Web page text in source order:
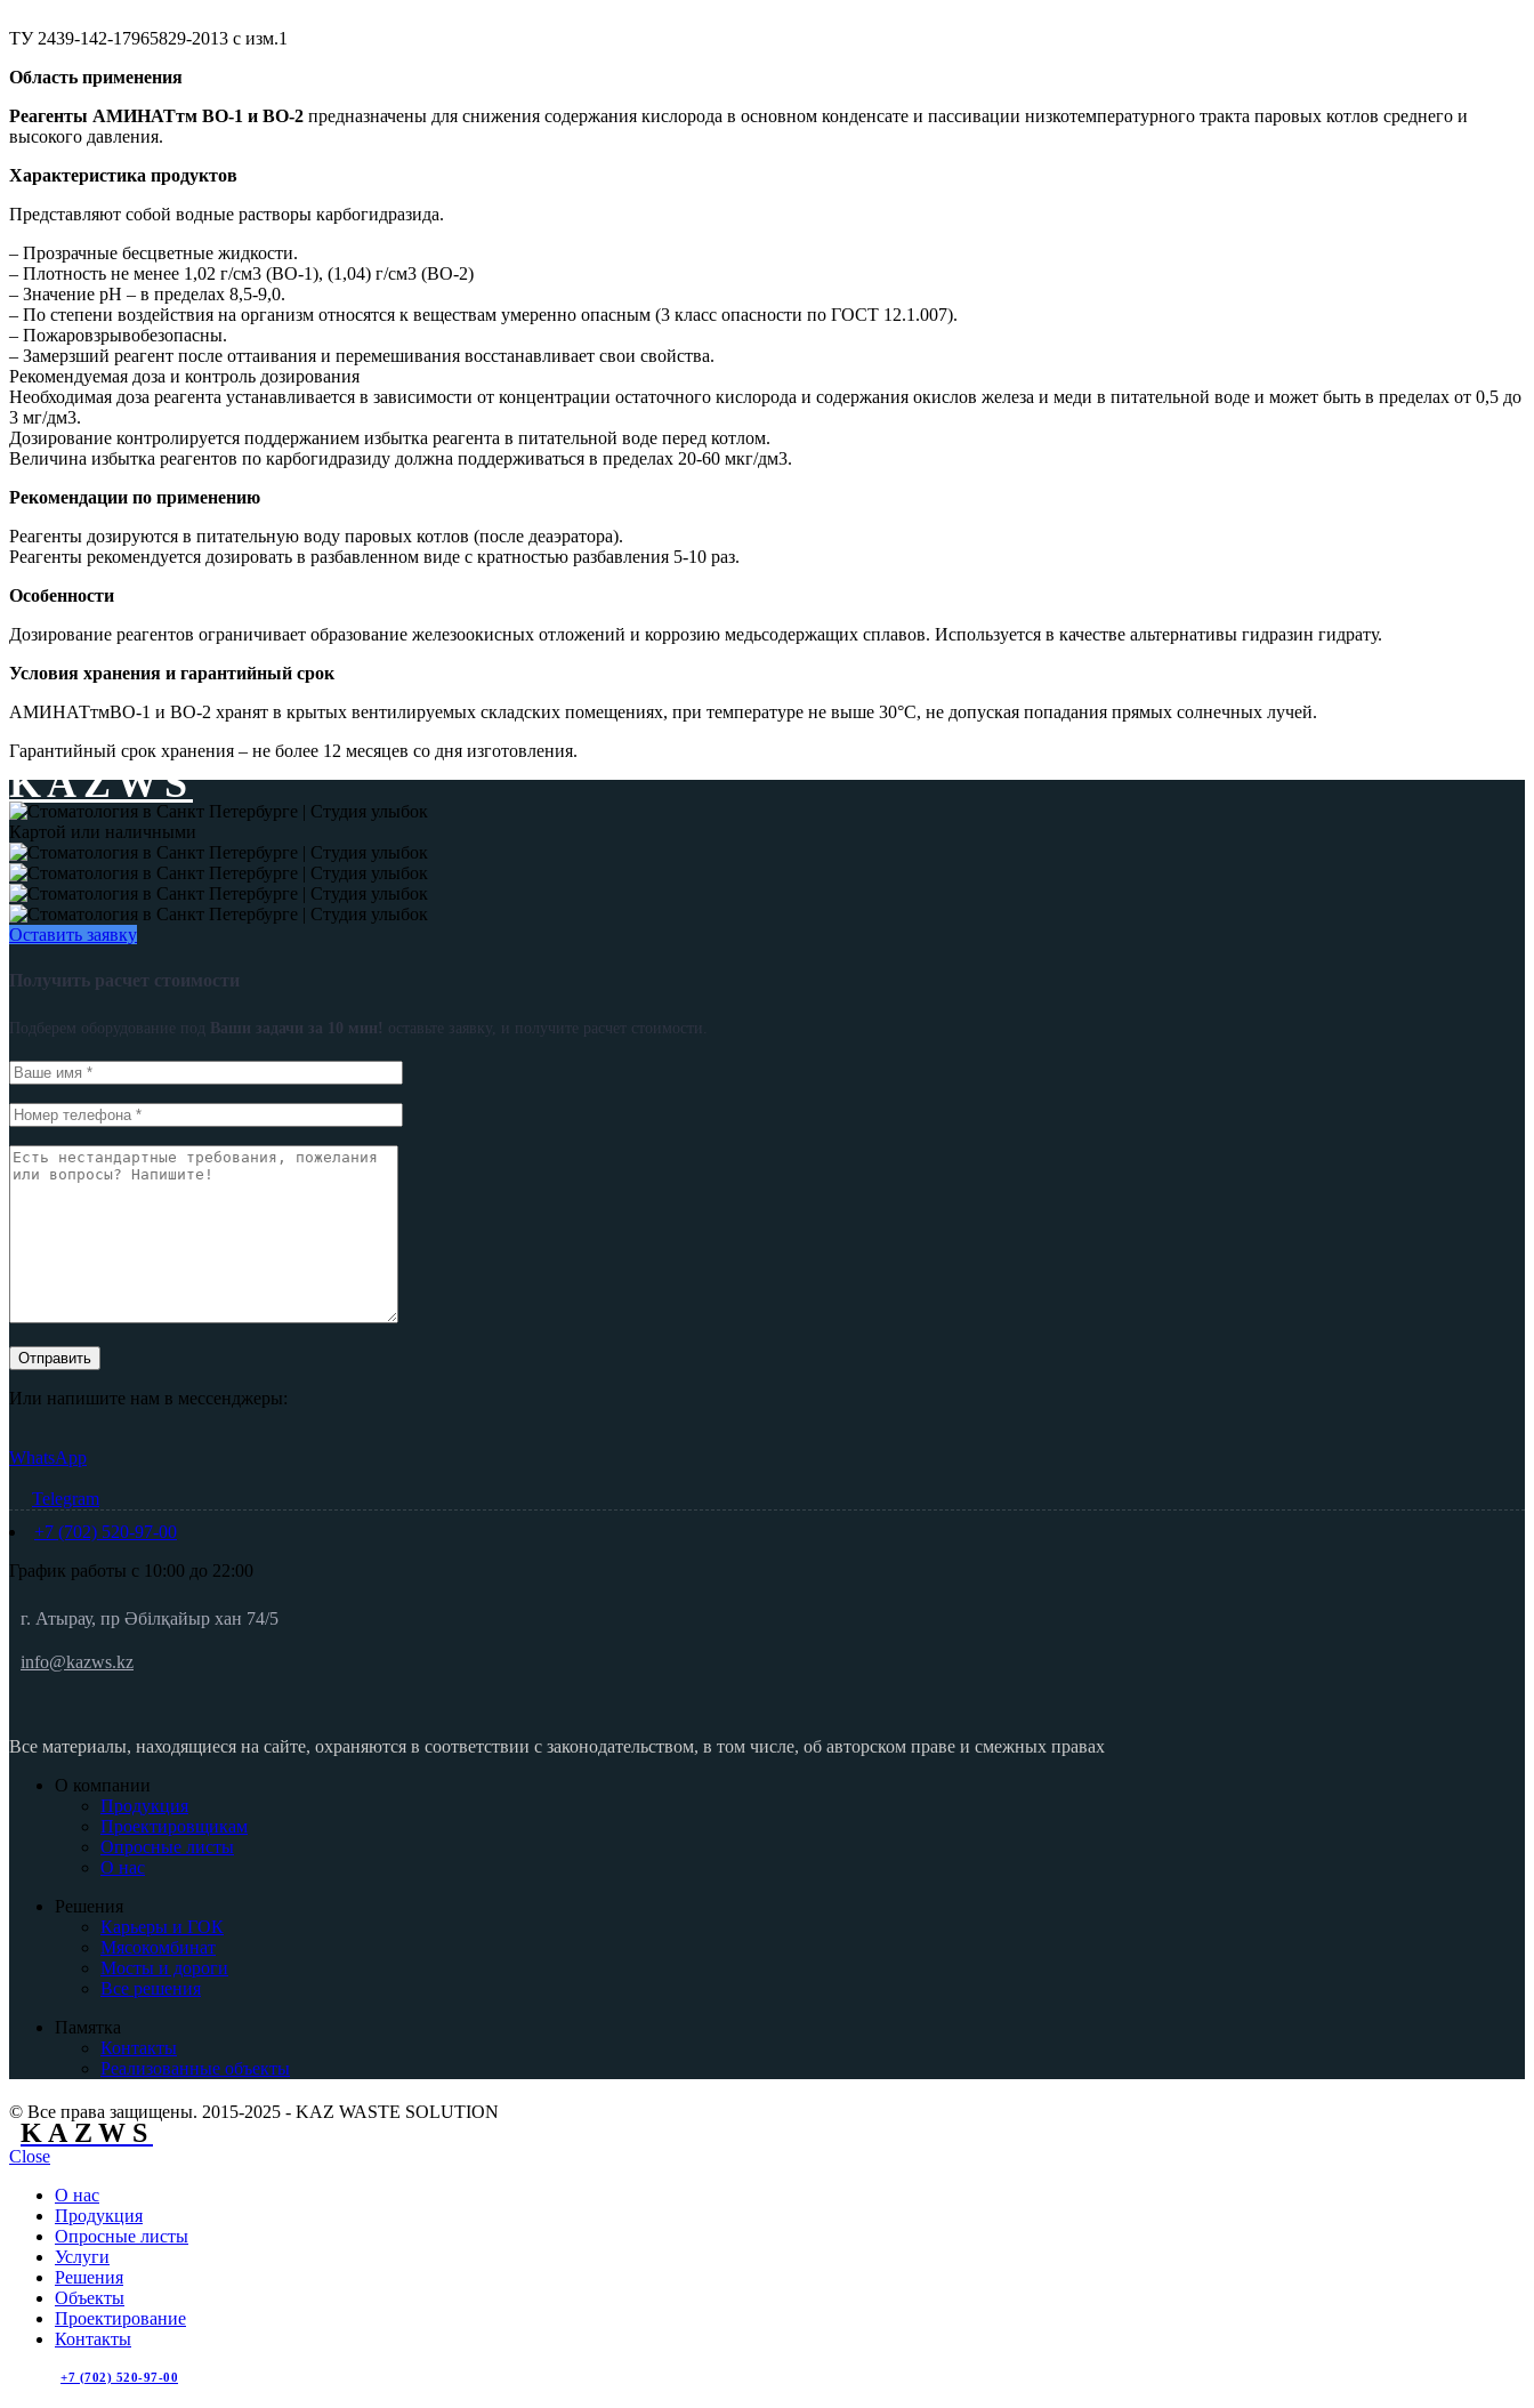
ТУ 2439-142-17965829-2013 с изм.1
Область применения
Реагенты АМИНАТтм ВО-1 и ВО-2 предназначены для снижения содержания кислорода в основном конденсате и пассивации низкотемпературного тракта паровых котлов среднего и
высокого давления.
Характеристика продуктов
Представляют собой водные растворы карбогидразида.
– Прозрачные бесцветные жидкости.
– Плотность не менее 1,02 г/см3 (ВО-1), (1,04) г/см3 (ВО-2)
– Значение рН – в пределах 8,5-9,0.
– По степени воздействия на организм относятся к веществам умеренно опасным (3 класс опасности по ГОСТ 12.1.007).
– Пожаровзрывобезопасны.
– Замерзший реагент после оттаивания и перемешивания восстанавливает свои свойства.
Рекомендуемая доза и контроль дозирования
Необходимая доза реагента устанавливается в зависимости от концентрации остаточного кислорода и содержания окислов железа и меди в питательной воде и может быть в пределах от 0,5 до
3 мг/дм3.
Дозирование контролируется поддержанием избытка реагента в питательной воде перед котлом.
Величина избытка реагентов по карбогидразиду должна поддерживаться в пределах 20-60 мкг/дм3.
Рекомендации по применению
Реагенты дозируются в питательную воду паровых котлов (после деаэратора).
Реагенты рекомендуется дозировать в разбавленном виде с кратностью разбавления 5-10 раз.
Особенности
Дозирование реагентов ограничивает образование железоокисных отложений и коррозию медьсодержащих сплавов. Используется в качестве альтернативы гидразин гидрату.
Условия хранения и гарантийный срок
АМИНАТтмВО-1 и ВО-2 хранят в крытых вентилируемых складских помещениях, при температуре не выше 30°С, не допуская попадания прямых солнечных лучей.
Гарантийный срок хранения – не более 12 месяцев со дня изготовления.
KAZWS
Картой или наличными
Оставить заявку
Получить расчет стоимости
Подберем оборудование под Ваши задачи за 10 мин! оставьте заявку, и получите расчет стоимости.
Или напишите нам в мессенджеры:
WhatsApp
Telegram
+7 (702) 520-97-00
График работы с 10:00 до 22:00
г. Атырау, пр Әбілқайыр хан 74/5
info@kazws.kz
Все материалы, находящиеся на сайте, охраняются в соответствии с законодательством, в том числе, об авторском праве и смежных правах
О компании
Продукция
Проектировщикам
Опросные листы
О нас
Решения
Карьеры и ГОК
Мясокомбинат
Мосты и дороги
Все решения
Памятка
Контакты
Реализованные объекты
© Все права защищены. 2015-2025 - KAZ WASTE SOLUTION
KAZWS
Close
О нас
Продукция
Опросные листы
Услуги
Решения
Объекты
Проектирование
Контакты
+7 (702) 520-97-00